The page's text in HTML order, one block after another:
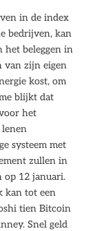
in de index
bedrijven, kan
het beleggen in
van zijn eigen
kost, om
blijkt dat
het
lenen
systeem met
zullen in
op 12 januari.
kan tot een
tien Bitcoin
Snel geld